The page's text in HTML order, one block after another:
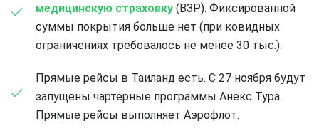
медицинскую страховку (ВЗР). Фиксированной
суммы покрытия больше нет (при ковидных
ограничениях требовалось не менее 30 тыс.).
Прямые рейсы в Таиланд есть. С 27 ноября будут
запущены чартерные программы Анекс Тура.
Прямые рейсы выполняет Аэрофлот.